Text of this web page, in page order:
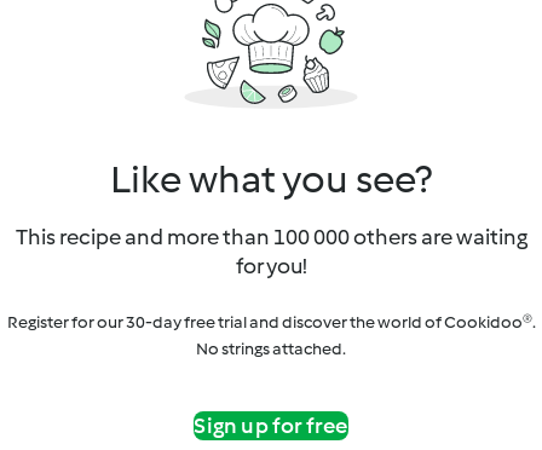
Like what you see?
This recipe and more than 100 000 others are waiting
for you!
Register for our 30-day free trial and discover the world of Cookidoo®.
No strings attached.
Sign up for free